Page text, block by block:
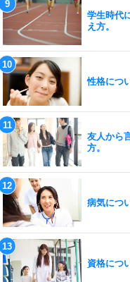
学生時代
え方。
性格につ
友人から
方。
病気につ
資格につ